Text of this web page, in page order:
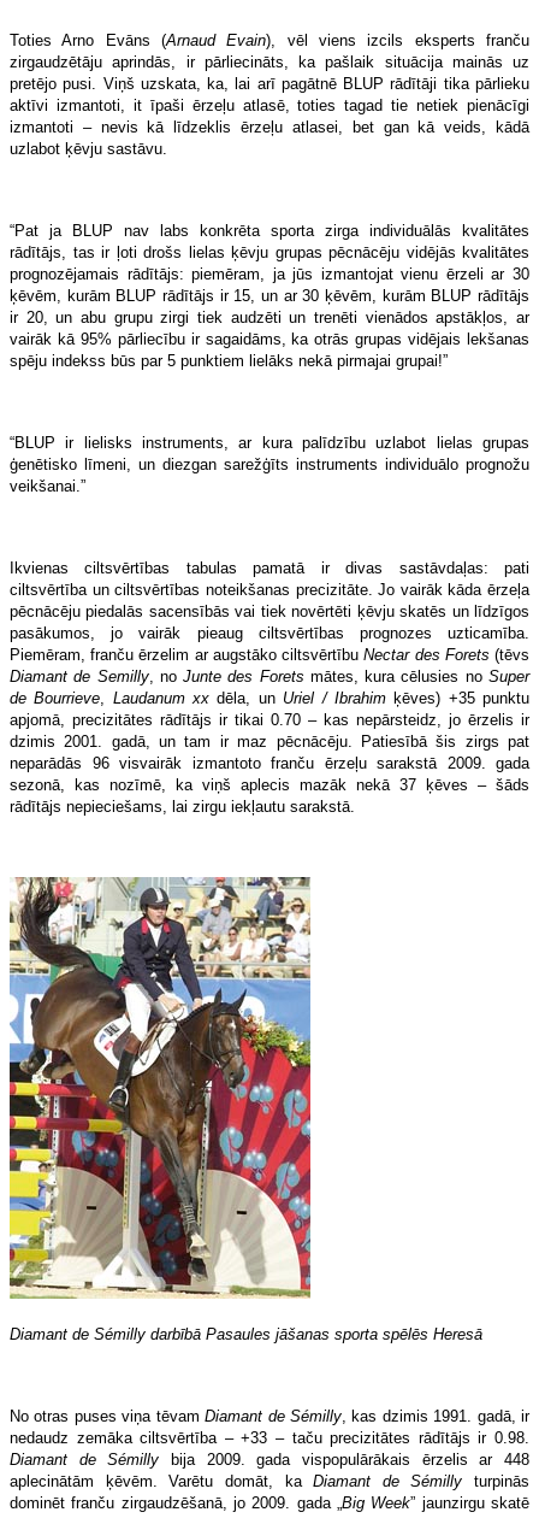
Toties Arno Evāns (Arnaud Evain), vēl viens izcils eksperts franču
zirgaudzētāju aprindās, ir pārliecināts, ka pašlaik situācija mainās uz
pretējo pusi. Viņš uzskata, ka, lai arī pagātnē BLUP rādītāji tika pārlieku
aktīvi izmantoti, it īpaši ērzeļu atlasē, toties tagad tie netiek pienācīgi
izmantoti – nevis kā līdzeklis ērzeļu atlasei, bet gan kā veids, kādā
uzlabot ķēvju sastāvu.
“Pat ja BLUP nav labs konkrēta sporta zirga individuālās kvalitātes
rādītājs, tas ir ļoti drošs lielas ķēvju grupas pēcnācēju vidējās kvalitātes
prognozējamais rādītājs: piemēram, ja jūs izmantojat vienu ērzeli ar 30
ķēvēm, kurām BLUP rādītājs ir 15, un ar 30 ķēvēm, kurām BLUP rādītājs
ir 20, un abu grupu zirgi tiek audzēti un trenēti vienādos apstākļos, ar
vairāk kā 95% pārliecību ir sagaidāms, ka otrās grupas vidējais lekšanas
spēju indekss būs par 5 punktiem lielāks nekā pirmajai grupai!”
“BLUP ir lielisks instruments, ar kura palīdzību uzlabot lielas grupas
ģenētisko līmeni, un diezgan sarežģīts instruments individuālo prognožu
veikšanai.”
Ikvienas ciltsvērtības tabulas pamatā ir divas sastāvdaļas: pati
ciltsvērtība un ciltsvērtības noteikšanas precizitāte. Jo vairāk kāda ērzeļa
pēcnācēju piedalās sacensībās vai tiek novērtēti ķēvju skatēs un līdzīgos
pasākumos, jo vairāk pieaug ciltsvērtības prognozes uzticamība.
Piemēram, franču ērzelim ar augstāko ciltsvērtībuNectar des Forets (tēvs
Diamant de Semilly, noJunte des Forets mātes, kura cēlusies noSuper
de Bourrieve
Laudanum xx dēla, un Uriel / Ibrahimķēves) +35 punktu
apjomā, precizitātes rādītājs ir tikai 0.70 – kas nepārsteidz, jo ērzelis ir
dzimis 2001. gadā, un tam ir maz pēcnācēju. Patiesībā šis zirgs pat
neparādās 96 visvairāk izmantoto franču ērzeļu sarakstā 2009. gada
sezonā, kas nozīmē, ka viņš aplecis mazāk nekā 37 ķēves – šāds
rādītājs nepieciešams, lai zirgu iekļautu sarakstā.
Diamant de Sémilly darbībā Pasaules jāšanas sporta spēlēs Heresā
No otras puses viņa tēvamDiamant de Sémilly, kas dzimis 1991. gadā, ir
nedaudz zemāka ciltsvērtība – +33 – taču precizitātes rādītājs ir 0.98.
Diamant de Sémilly bija 2009. gada vispopulārākais ērzelis ar 448
aplecinātām ķēvēm. Varētu domāt, kaDiamant de Sémilly turpinās
dominēt franču zirgaudzēšanā, jo 2009. gada „ Big Week” jaunzirgu skatē